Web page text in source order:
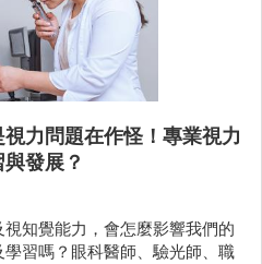
力問題在作怪！專業視力
發展？
知覺能力，會怎麼影響我們的
習嗎？眼科醫師、驗光師、職